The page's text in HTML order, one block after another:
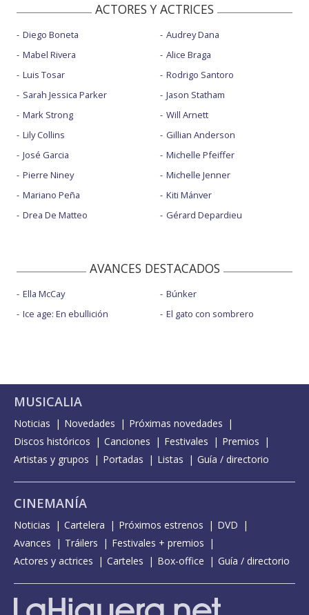
ACTORES Y ACTRICES
Diego Boneta
Mabel Rivera
Luis Tosar
Sarah Jessica Parker
Mark Strong
Lily Collins
José Garcia
Pierre Niney
Mariano Peña
Drea De Matteo
Audrey Dana
Alice Braga
Rodrigo Santoro
Jason Statham
Will Arnett
Gillian Anderson
Michelle Pfeiffer
Michelle Jenner
Kiti Mánver
Gérard Depardieu
AVANCES DESTACADOS
Ella McCay
Ice age: En ebullición
Búnker
El gato con sombrero
MUSICALIA
Noticias Novedades
Próximas novedades
Discos históricos
Canciones Festivales
Premios
Artistas y grupos
Portadas Listas Guía / directorio
CINEMANÍA
Noticias Cartelera Próximos estrenos
DVD
Avances
Tráilers
Festivales + premios
Actores y actrices
Carteles Box-office Guía / directorio